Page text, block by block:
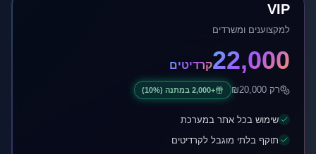
VIP
למקצוענים ומשרדים
22,000קרדיטים
רק ₪20,000
+
2,000 במתנה (10%)
שימוש בכל אתר במערכת
תוקף בלתי מוגבל לקרדיטים